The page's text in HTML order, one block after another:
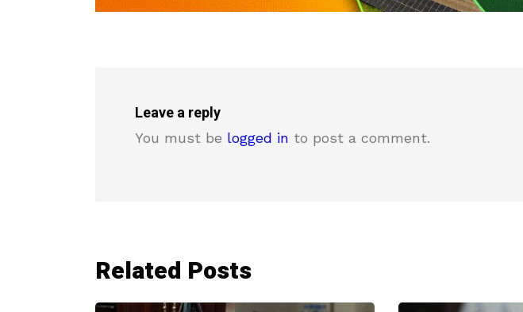
Leave a reply
You must be logged in to post a comment.
Related Posts